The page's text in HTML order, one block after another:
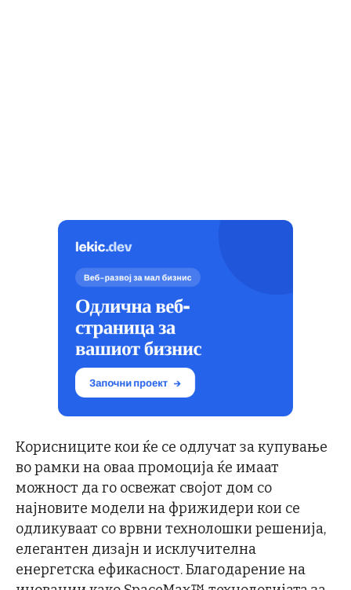
Корисниците кои ќе се одлучат за купување
во рамки на оваа промоција ќе имаат
можност да го освежат својот дом со
најновите модели на фрижидери кои се
одликуваат со врвни технолошки решенија,
елегантен дизајн и исклучителна
енергетска ефикасност. Благодарение на